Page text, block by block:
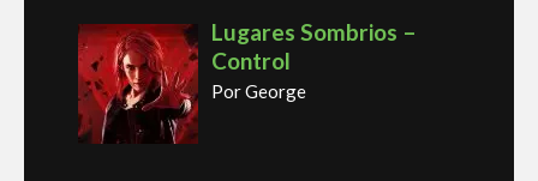
Lugares Sombrios –
Control
Por George